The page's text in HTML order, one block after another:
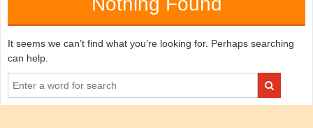
It seems we can’t find what you’re looking for. Perhaps searching
can help.